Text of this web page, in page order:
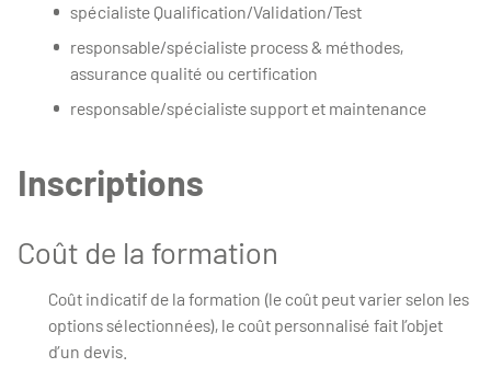
spécialiste Qualification/Validation/Test
responsable/spécialiste process & méthodes,
assurance qualité ou certification
responsable/spécialiste support et maintenance
Inscriptions
Coût de la formation
Coût indicatif de la formation (le coût peut varier selon les
options sélectionnées), le coût personnalisé fait l’objet
d’un devis.